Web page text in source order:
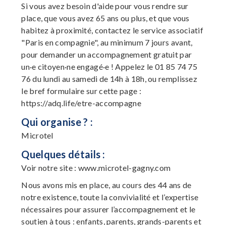
Si vous avez besoin d'aide pour vous rendre sur
place, que vous avez 65 ans ou plus, et que vous
habitez à proximité, contactez le service associatif
"Paris en compagnie", au minimum 7 jours avant,
pour demander un accompagnement gratuit par
un·e citoyen·ne engagé·e ! Appelez le 01 85 74 75
76 du lundi au samedi de 14h à 18h, ou remplissez
le bref formulaire sur cette page :
https://adq.life/etre-accompagne
Qui organise ? :
Microtel
Quelques détails :
Voir notre site : www.microtel-gagny.com
Nous avons mis en place, au cours des 44 ans de
notre existence, toute la convivialité et l’expertise
nécessaires pour assurer l’accompagnement et le
soutien à tous : enfants, parents, grands-parents et